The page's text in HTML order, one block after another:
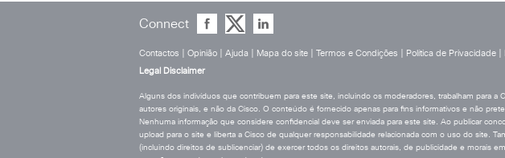
Connect
Contactos Opinião| Ajuda Mapa do site| Termos e Condições Política de Privacidade|
Legal Disclaimer
Alguns dos indivíduos que contribuem para este site, incluindo os moderadores, trabalham para
autores originais, e não da Cisco. O conteúdo é fornecido apenas para fins informativos e não
Nenhuma informação que considere confidencial deve ser enviada para este site. Ao publicar
upload para o site e liberta a Cisco de qualquer responsabilidade relacionada com o uso do site.
(incluindo direitos de sublicenciar) de exercer todos os direitos autorais, de publicidade e morais